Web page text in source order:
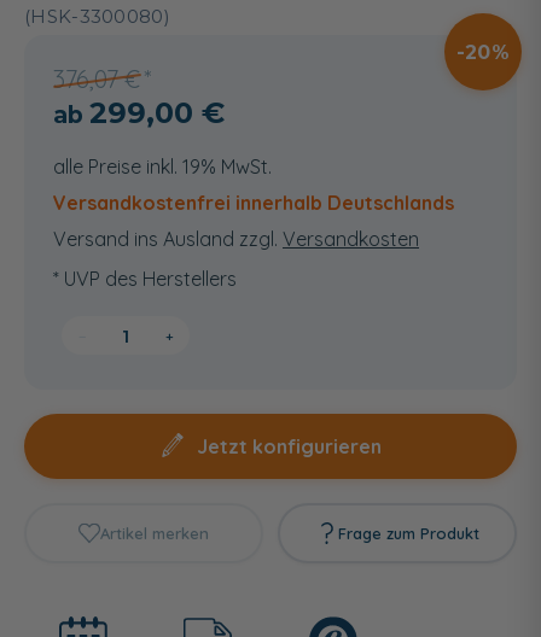
(HSK-3300080)
376,07 €
20
299,00 €
alle Preise inkl. 19% MwSt.
Versandkostenfrei innerhalb Deutschlands
Versand ins Ausland zzgl. Versandkosten
* UVP des Herstellers
+
Jetzt konfigurieren
Artikel merken Frage zum Produkt